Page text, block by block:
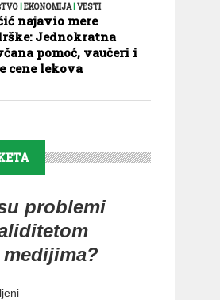
|EKONOMIJA|VESTI
najavio mere
Jednokratna
pomoć, vaučeri i
cene lekova
problemi